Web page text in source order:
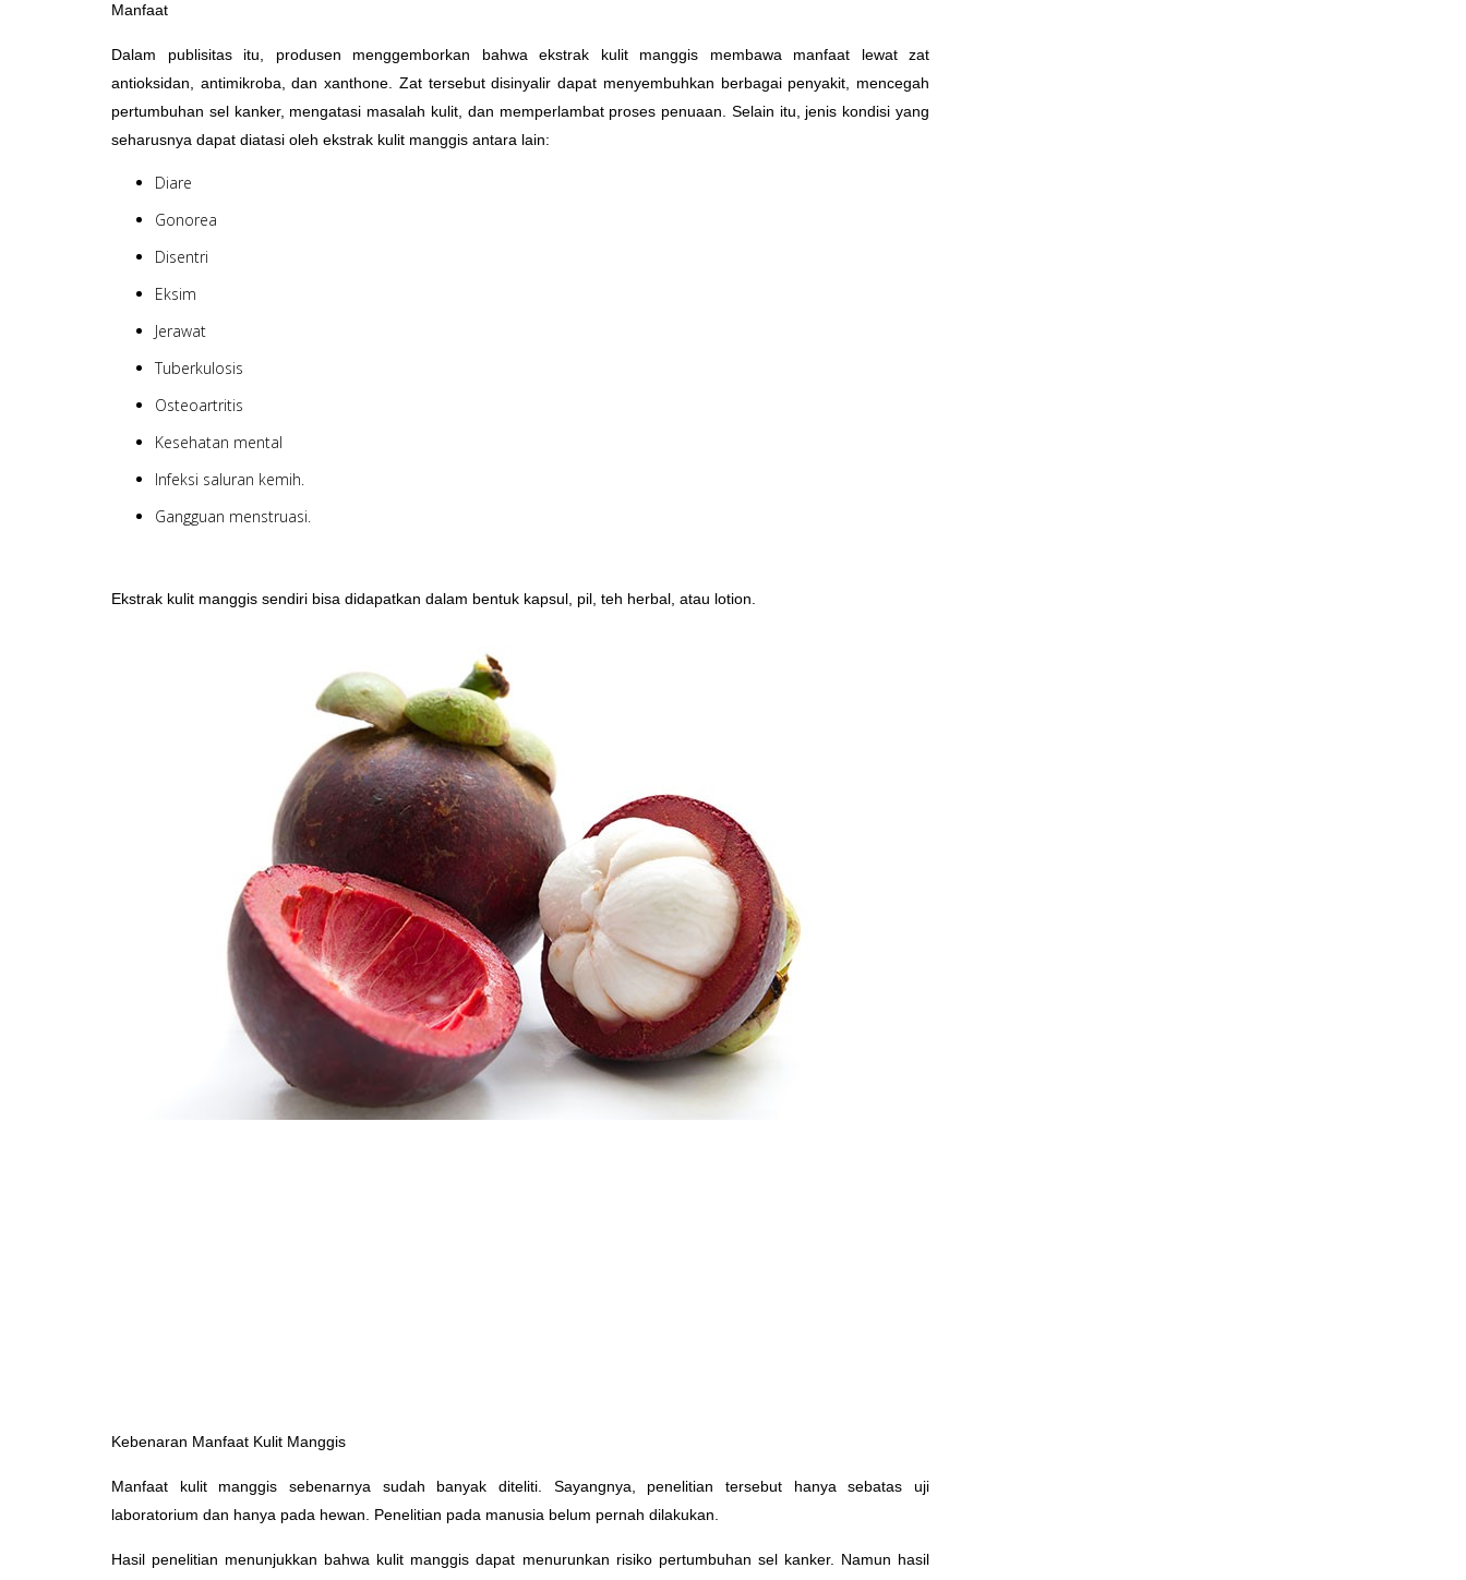
Manfaat
Dalam publisitas itu, produsen menggemborkan bahwa ekstrak kulit manggis membawa manfaat lewat zat
antioksidan, antimikroba, dan xanthone. Zat tersebut disinyalir dapat menyembuhkan berbagai penyakit, mencegah
pertumbuhan sel kanker, mengatasi masalah kulit, dan memperlambat proses penuaan. Selain itu, jenis kondisi yang
seharusnya dapat diatasi oleh ekstrak kulit manggis antara lain:
Diare
Gonorea
Disentri
Eksim
Jerawat
Tuberkulosis
Osteoartritis
Kesehatan mental
Infeksi saluran kemih.
Gangguan menstruasi.
Ekstrak kulit manggis sendiri bisa didapatkan dalam bentuk kapsul, pil, teh herbal, atau lotion.
Kebenaran Manfaat Kulit Manggis
Manfaat kulit manggis sebenarnya sudah banyak diteliti. Sayangnya, penelitian tersebut hanya sebatas uji
laboratorium dan hanya pada hewan. Penelitian pada manusia belum pernah dilakukan.
Hasil penelitian menunjukkan bahwa kulit manggis dapat menurunkan risiko pertumbuhan sel kanker. Namun hasil